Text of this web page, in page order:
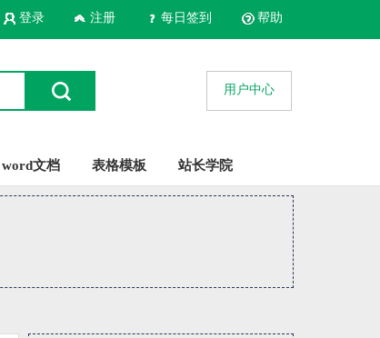
帮助
每日签到
注册
登录
用户中心
word文档 表格模板
站长学院